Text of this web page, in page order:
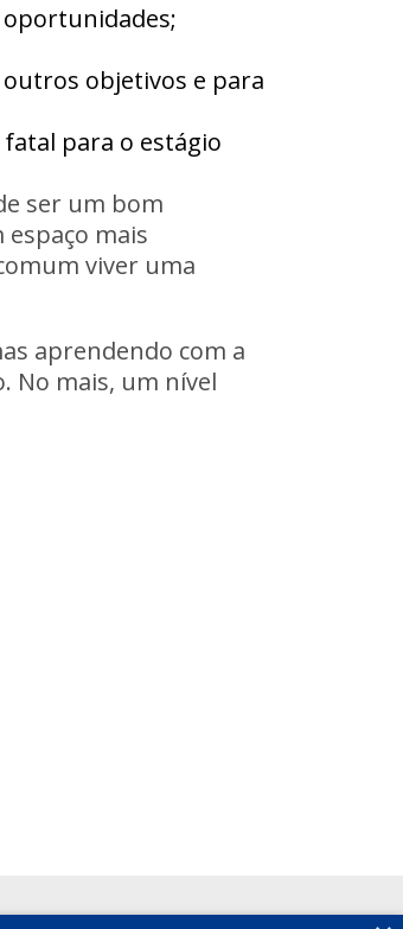
objetivos e para
para o estágio
ser um bom
mais
viver uma
aprendendo com a
No mais, um nível